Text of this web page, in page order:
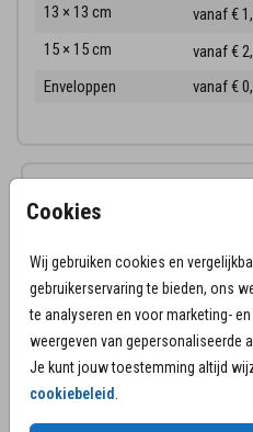
Cookies
Wij gebruiken cookies en
gebruikerservaring te bieden, ons
te analyseren en voor marketing-
weergeven van gepersonaliseerde
Je kunt jouw toestemming altijd
cookiebeleid
13 × 13 cm
vanaf €
15 × 15 cm
vanaf €
Enveloppen
vanaf €
Rouwkaart met foto en
pasteltinten. Personaliseer
liefdevol en stijlvol afscheid